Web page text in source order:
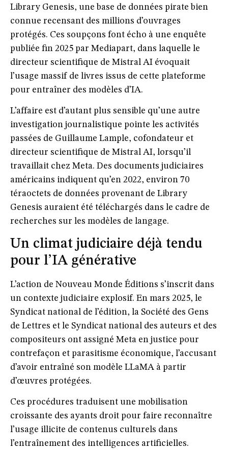
Library Genesis, une base de données pirate bien
connue recensant des millions d’ouvrages
protégés. Ces soupçons font écho à une enquête
publiée fin 2025 par Mediapart, dans laquelle le
directeur scientifique de Mistral AI évoquait
l’usage massif de livres issus de cette plateforme
pour entraîner des modèles d’IA.
L’affaire est d’autant plus sensible qu’une autre
investigation journalistique pointe les activités
passées de Guillaume Lample, cofondateur et
directeur scientifique de Mistral AI, lorsqu’il
travaillait chez Meta. Des documents judiciaires
américains indiquent qu’en 2022, environ 70
téraoctets de données provenant de Library
Genesis auraient été téléchargés dans le cadre de
recherches sur les modèles de langage.
Un climat judiciaire déjà tendu
pour l’IA générative
L’action de Nouveau Monde Éditions s’inscrit dans
un contexte judiciaire explosif. En mars 2025, le
Syndicat national de l’édition, la Société des Gens
de Lettres et le Syndicat national des auteurs et des
compositeurs ont assigné Meta en justice pour
contrefaçon et parasitisme économique, l’accusant
d’avoir entraîné son modèle LLaMA à partir
d’œuvres protégées.
Ces procédures traduisent une mobilisation
croissante des ayants droit pour faire reconnaître
l’usage illicite de contenus culturels dans
l’entraînement des intelligences artificielles.